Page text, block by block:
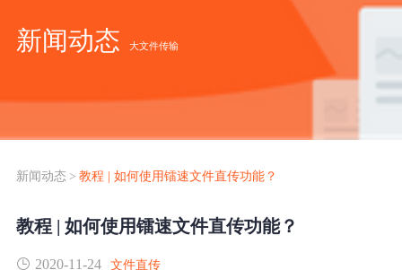
FTP替代升级
SDK传输应用集成
跨国数据传输
案例
新闻动态
新闻动态 大文件传输
新闻动态 > 教程 | 如何使用镭速文件直传功能？
教程 | 如何使用镭速文件直传功能？
2020-11-24 文件直传